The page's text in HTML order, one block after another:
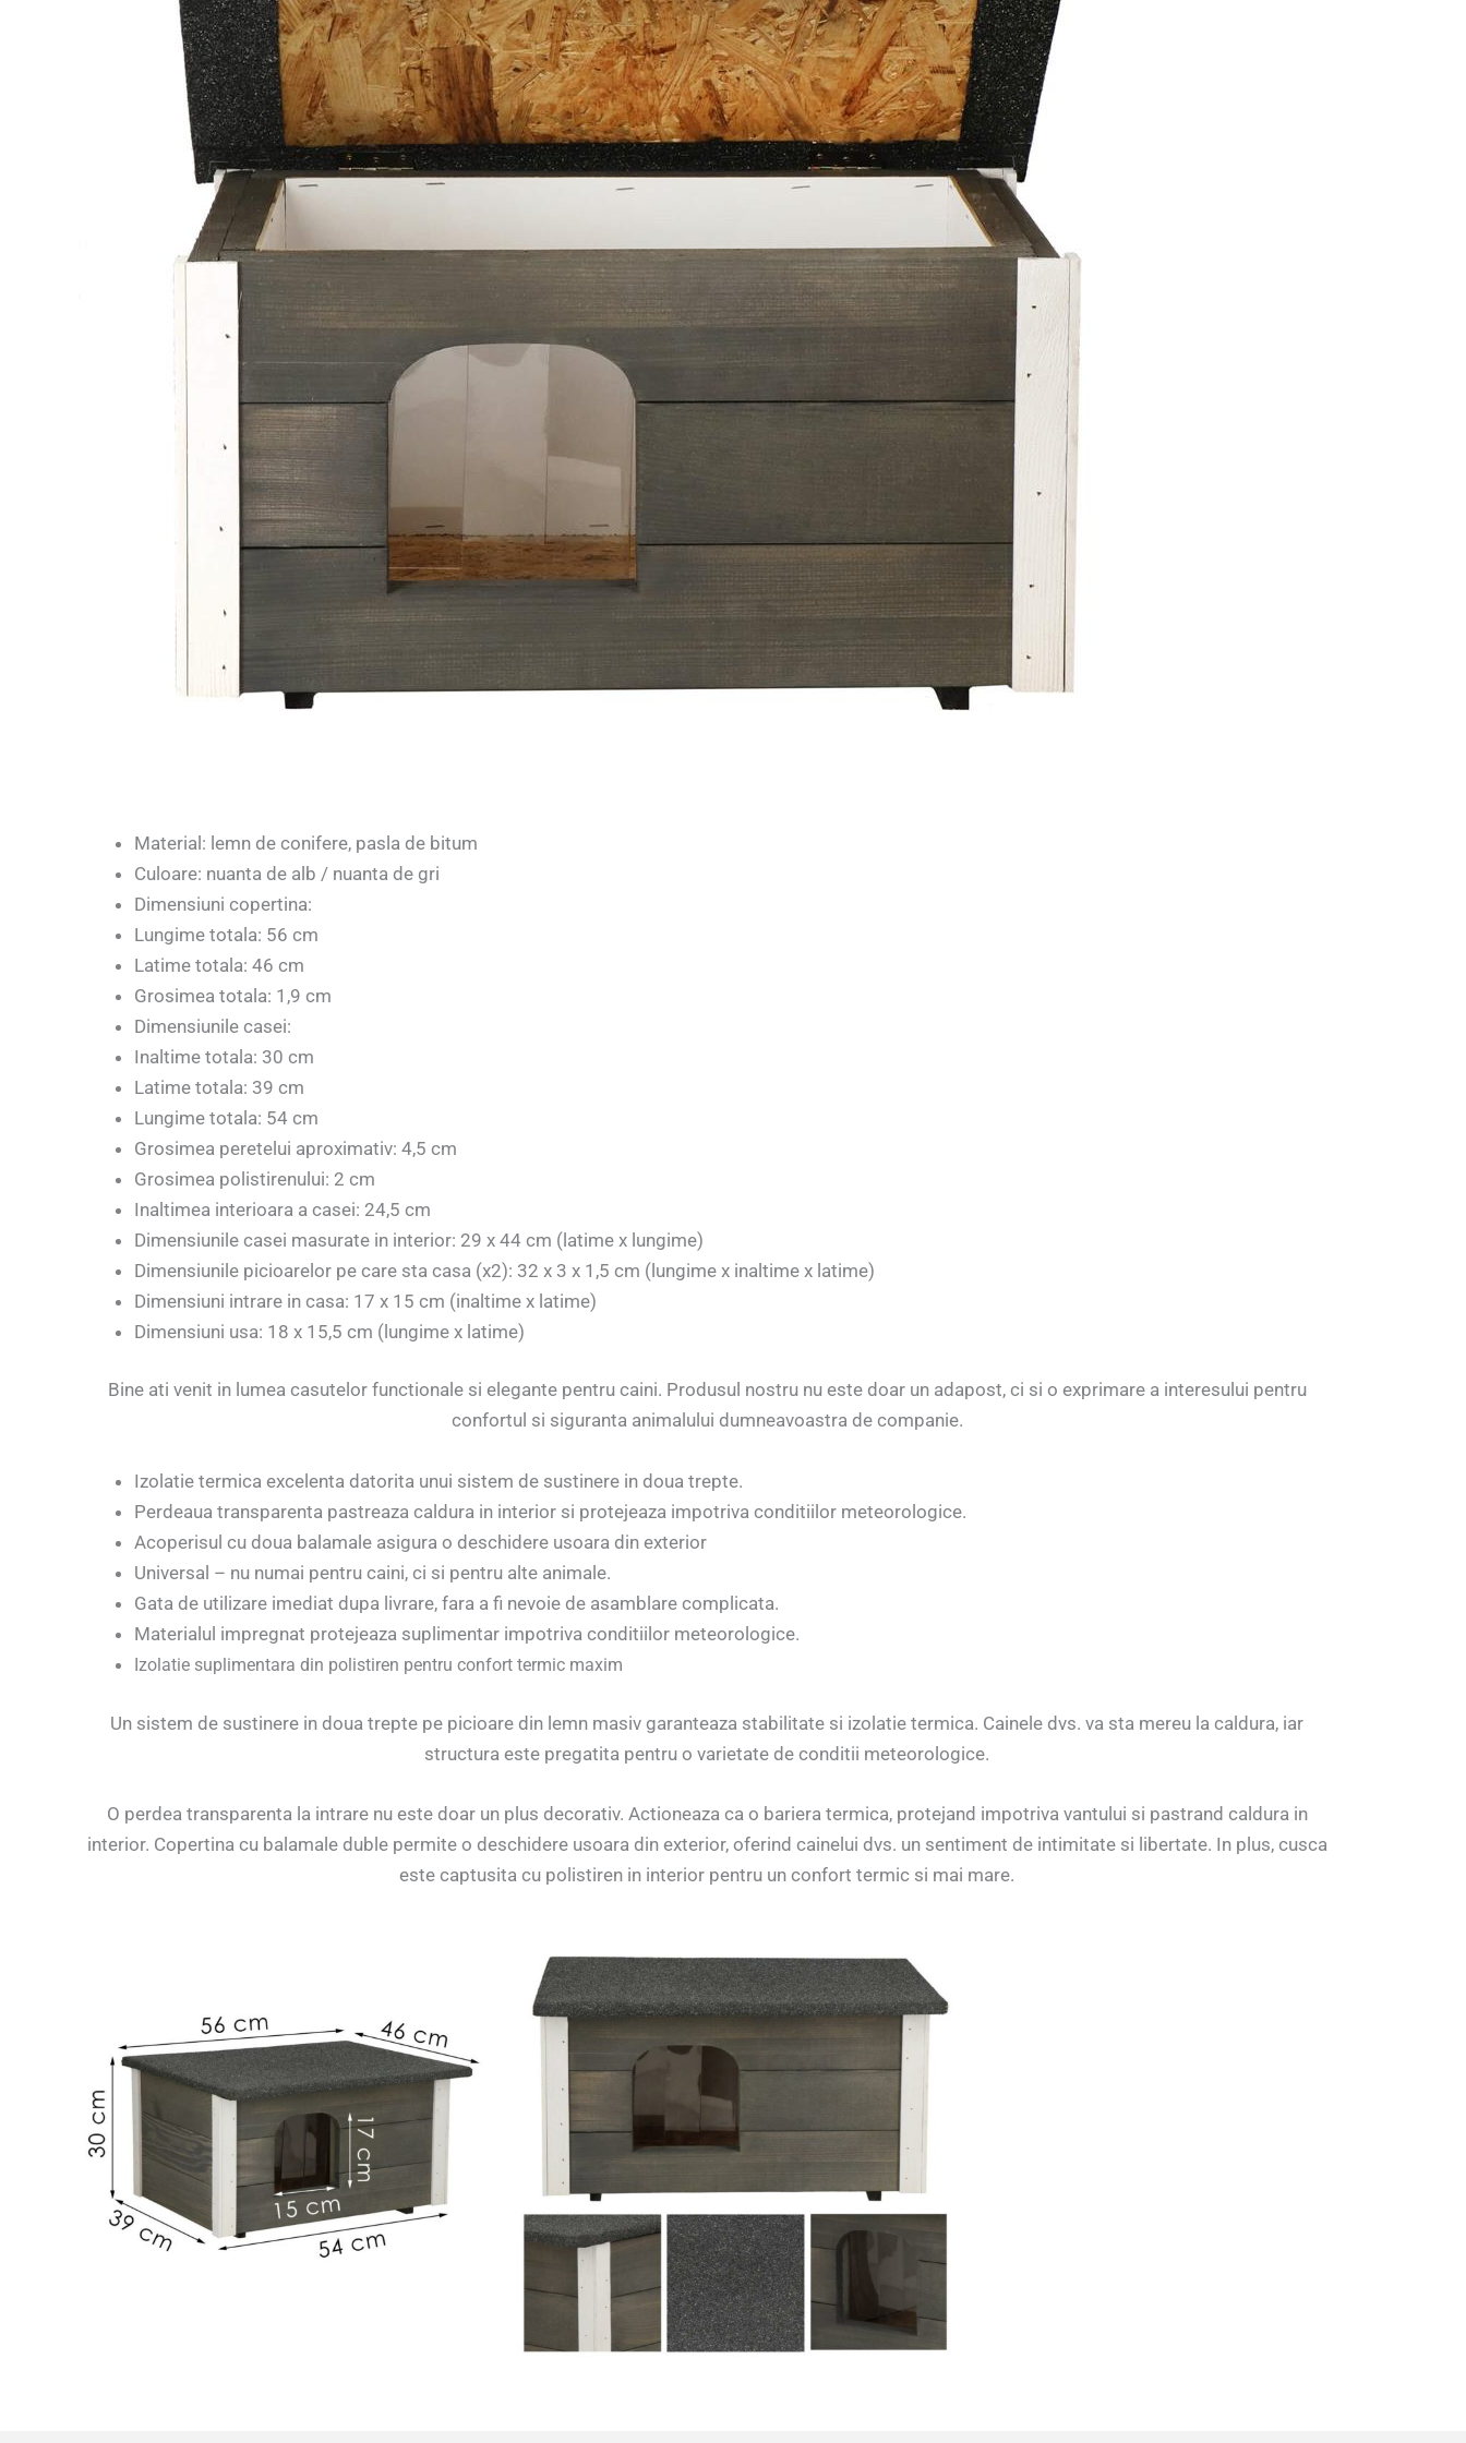
Material: lemn de conifere, pasla de bitum
Culoare: nuanta de alb / nuanta de gri
Dimensiuni copertina:
Lungime totala: 56 cm
Latime totala: 46 cm
Grosimea totala: 1,9 cm
Dimensiunile casei:
Inaltime totala: 30 cm
Latime totala: 39 cm
Lungime totala: 54 cm
Grosimea peretelui aproximativ: 4,5 cm
Grosimea polistirenului: 2 cm
Inaltimea interioara a casei: 24,5 cm
Dimensiunile casei masurate in interior: 29 x 44 cm (latime x lungime)
Dimensiunile picioarelor pe care sta casa (x2): 32 x 3 x 1,5 cm (lungime x inaltime x latime)
Dimensiuni intrare in casa: 17 x 15 cm (inaltime x latime)
Dimensiuni usa: 18 x 15,5 cm (lungime x latime)
Bine ati venit in lumea casutelor functionale si elegante pentru caini. Produsul nostru nu este doar un adapost, ci si o exprimare a interesului pentru
confortul si siguranta animalului dumneavoastra de companie.
Izolatie termica excelenta datorita unui sistem de sustinere in doua trepte.
Perdeaua transparenta pastreaza caldura in interior si protejeaza impotriva conditiilor meteorologice.
Acoperisul cu doua balamale asigura o deschidere usoara din exterior
Universal – nu numai pentru caini, ci si pentru alte animale.
Gata de utilizare imediat dupa livrare, fara a fi nevoie de asamblare complicata.
Materialul impregnat protejeaza suplimentar impotriva conditiilor meteorologice.
Izolatie suplimentara din polistiren pentru confort termic maxim
Un sistem de sustinere in doua trepte pe picioare din lemn masiv garanteaza stabilitate si izolatie termica. Cainele dvs. va sta mereu la caldura, iar
structura este pregatita pentru o varietate de conditii meteorologice.
O perdea transparenta la intrare nu este doar un plus decorativ. Actioneaza ca o bariera termica, protejand impotriva vantului si pastrand caldura in
interior. Copertina cu balamale duble permite o deschidere usoara din exterior, oferind cainelui dvs. un sentiment de intimitate si libertate. In plus, cusca
este captusita cu polistiren in interior pentru un confort termic si mai mare.